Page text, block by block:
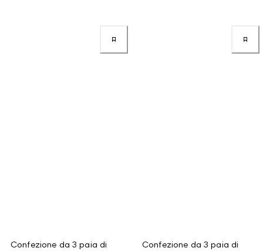
Confezione da 3 paia di
Confezione da 3 paia di